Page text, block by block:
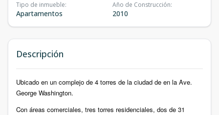
Tipo de inmueble:
Apartamentos
Año de Construcción:
2010
Descripción
Ubicado en un complejo de 4 torres de la ciudad de en la Ave.
George Washington.
Con áreas comerciales, tres torres residenciales, dos de 31